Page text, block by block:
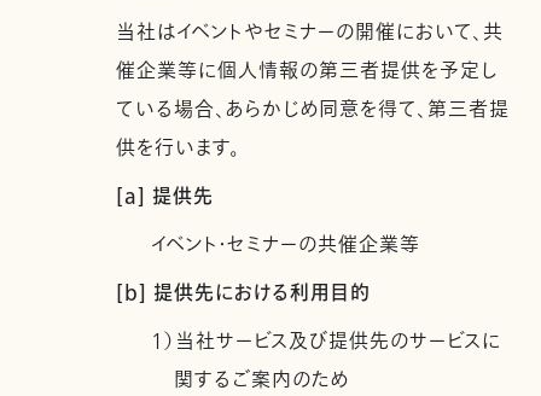
当社はイベントやセミナーの開催において、共
催企業等に個人情報の第三者提供を予定し
ている場合、あらかじめ同意を得て、第三者提
供を行います。
[a] 提供先
イベント・セミナーの共催企業等
[b] 提供先における利用目的
1）当社サービス及び提供先のサービスに
関するご案内のため